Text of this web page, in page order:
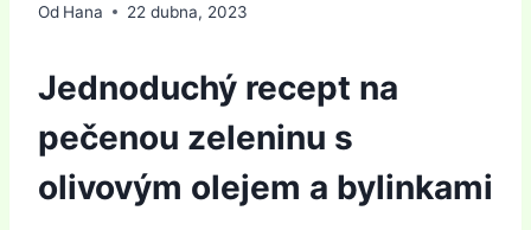
Od Hana 22 dubna, 2023
Jednoduchý recept na
pečenou zeleninu s
olivovým olejem a bylinkami